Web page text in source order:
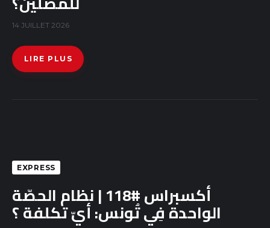
14 JUILLET 2026
LIRE PLUS
EXPRESS
أكسبراس #118 | نظام الحصّة
الواحدة فِي تُونس: أيّ تكلفة ؟